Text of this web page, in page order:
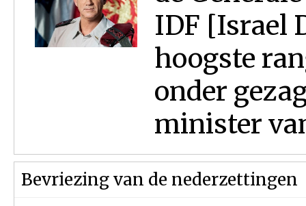
IDF [Israel
hoogste
onder
minister
Bevriezing van de nederzettingen